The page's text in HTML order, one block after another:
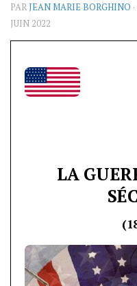
PARJEAN MARIE BORGHINO
JUIN 2022
LA